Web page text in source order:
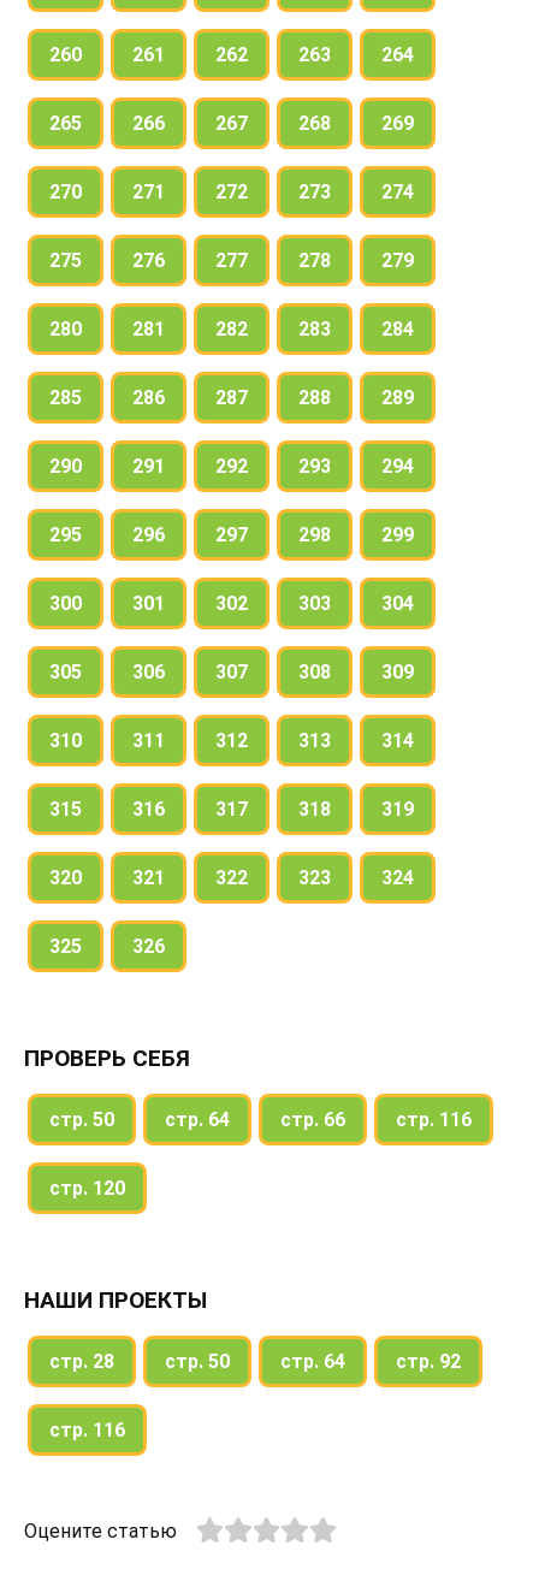
260 261 262 263 264
265 266 267 268 269
270 271 272 273 274
275 276 277 278 279
280 281 282 283 284
285 286 287 288 289
290 291 292 293 294
295 296 297 298 299
300 301 302 303 304
305 306 307 308 309
310 311 312 313 314
315 316 317 318 319
320 321 322 323 324
325 326
ПРОВЕРЬ СЕБЯ
стр. 50 стр. 64 стр. 66 стр. 116
стр. 120
НАШИ ПРОЕКТЫ
стр. 28 стр. 50 стр. 64 стр. 92
стр. 116
Оцените статью